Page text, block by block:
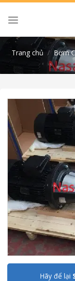
Skip
Trang chủ / Bơm
Hãy để lại